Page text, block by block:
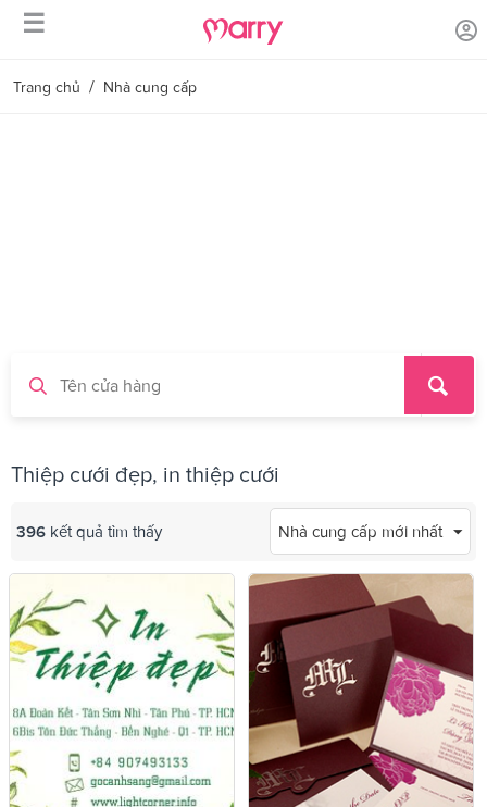
☰
Trang chủ / Nhà cung cấp
Thiệp cưới đẹp, in thiệp cưới
Nhà cung cấp mới nhất
396 kết quả tìm thấy